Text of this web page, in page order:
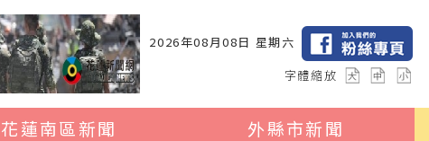
2026年08月08日 星期六
字體縮放
花蓮南區新聞
外縣市新聞